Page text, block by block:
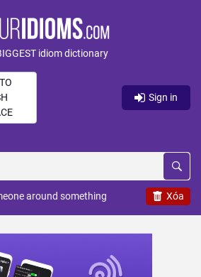
idiom dictionary
Sign in
Xóa
around something